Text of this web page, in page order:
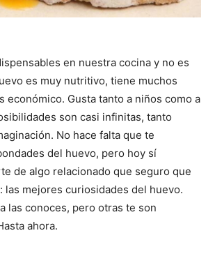
en nuestra cocina y no es
es muy nutritivo, tiene muchos
económico. Gusta tanto a niños como a
son casi infinitas, tanto
No hace falta que te
del huevo, pero hoy sí
de algo relacionado que seguro que
las mejores curiosidades del huevo.
las conoces, pero otras te son
ahora.